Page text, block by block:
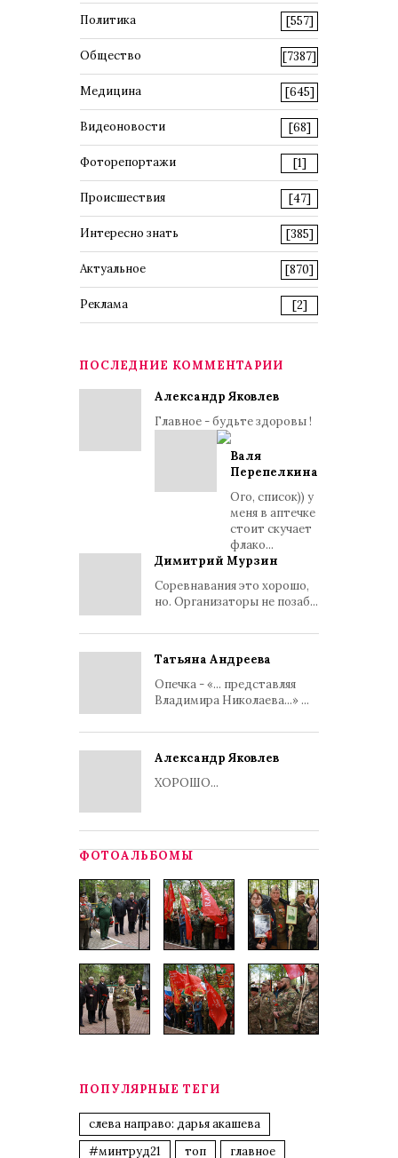
Политика [557]
Общество [7387]
Медицина [645]
Видеоновости [68]
Фоторепортажи [1]
Происшествия [47]
Интересно знать [385]
Актуальное [870]
Реклама [2]
ПОСЛЕДНИЕ КОММЕНТАРИИ
Александр Яковлев
Главное - будьте здоровы !
Валя
Перепелкина
Ого, список)) у
меня в аптечке
стоит скучает
флако...
Димитрий Мурзин
Соревнавания это хорошо,
но. Организаторы не позаб...
Татьяна Андреева
Опечка - «... представляя
Владимира Николаева...» ...
Александр Яковлев
ХОРОШО...
ФОТОАЛЬБОМЫ
ПОПУЛЯРНЫЕ ТЕГИ
слева направо: дарья акашева
#минтруд21
топ
главное